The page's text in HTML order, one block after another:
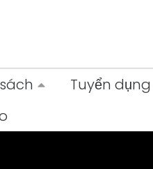
Tuyển dụng